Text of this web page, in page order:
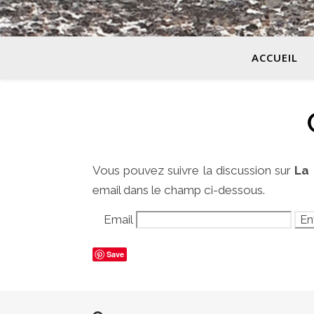
ACCUEIL
Vous pouvez suivre la discussion sur La
email dans le champ ci-dessous.
Email
Save